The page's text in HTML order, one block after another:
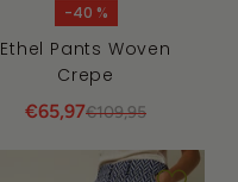
-40 %
Ethel Pants Woven
Crepe
€65,97€109,95